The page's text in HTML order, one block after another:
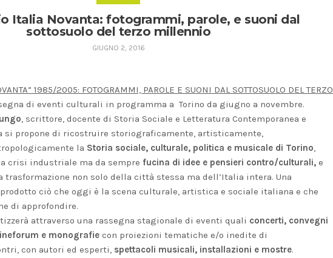
Italia Novanta: fotogrammi, parole, e suoni dal
sottosuolo del terzo millennio
GIUGNO 2, 2016
1985/2005: FOTOGRAMMI, PAROLE E SUONI DAL SOTTOSUOLO DEL TERZO
di eventi culturali in programma a Torino da giugno a novembre.
, scrittore, docente di Storia Sociale e Letteratura Contemporanea e
si propone di ricostruire storiograficamente, artisticamente,
la Storia sociale, culturale, politica e musicale di Torino,
crisi industriale ma da sempre fucina di idee e pensieri contro/culturali, e
trasformazione non solo della città stessa ma dell’Italia intera. Una
ciò che oggi è la scena culturale, artistica e sociale italiana e che
di approfondire.
attraverso una rassegna stagionale di eventi quali concerti, convegni
e monografie con proiezioni tematiche e/o inedite di
con autori ed esperti, spettacoli musicali, installazioni e mostre.